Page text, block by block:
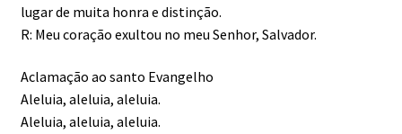
lugar de muita honra e distinção.
R: Meu coração exultou no meu Senhor, Salvador.
Aclamação ao santo Evangelho
Aleluia, aleluia, aleluia.
Aleluia, aleluia, aleluia.